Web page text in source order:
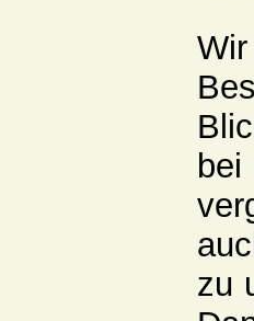
bei
zu